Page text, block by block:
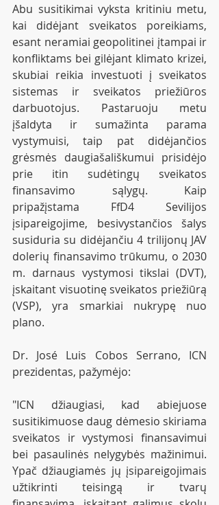
Abu susitikimai vyksta kritiniu metu,
kai didėjant sveikatos poreikiams,
esant neramiai geopolitinei įtampai ir
konfliktams bei gilėjant klimato krizei,
skubiai reikia investuoti į sveikatos
sistemas ir sveikatos priežiūros
darbuotojus. Pastaruoju metu
įšaldyta ir sumažinta parama
vystymuisi, taip pat didėjančios
grėsmės daugiašališkumui prisidėjo
prie itin sudėtingų sveikatos
finansavimo sąlygų. Kaip
pripažįstama FfD4 Sevilijos
įsipareigojime, besivystančios šalys
susiduria su didėjančiu 4 trilijonų JAV
dolerių finansavimo trūkumu, o 2030
m. darnaus vystymosi tikslai (DVT),
įskaitant visuotinę sveikatos priežiūrą
(VSP), yra smarkiai nukrypę nuo
plano.
Dr. José Luis Cobos Serrano, ICN
prezidentas, pažymėjo:
"ICN džiaugiasi, kad abiejuose
susitikimuose daug dėmesio skiriama
sveikatos ir vystymosi finansavimui
bei pasaulinės nelygybės mažinimui.
Ypač džiaugiamės jų įsipareigojimais
užtikrinti teisingą ir tvarų